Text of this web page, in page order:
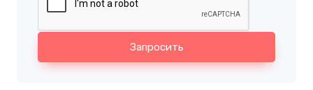
Запросить